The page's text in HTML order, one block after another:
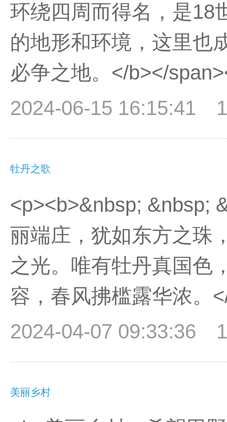
环绕四周而得名，是18
的地形和环境，这里也
必争之地。</b></
2024-06-15 16:15:41
牡丹之歌
<p><b>&nbsp; &nbsp;
丽端庄，犹如东方之珠
之光。唯有牡丹真国色
容，春风拂槛露华浓。
2024-04-07 09:33:36
美丽乡村